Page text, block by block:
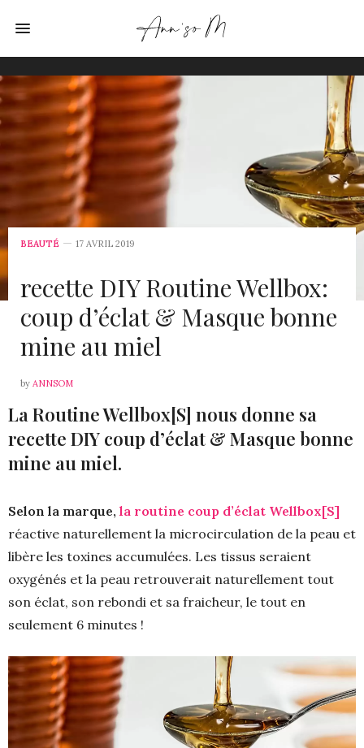
BEAUTÉ 17 AVRIL 2019
recette DIY Routine Wellbox:
coup d’éclat & Masque bonne
mine au miel
by ANNSOM
La Routine Wellbox[S] nous donne sa
recette DIY coup d’éclat & Masque bonne
mine au miel.
Selon la marque, la routine coup d’éclat Wellbox[S]
réactive naturellement la microcirculation de la peau et
libère les toxines accumulées. Les tissus seraient
oxygénés et la peau retrouverait naturellement tout
son éclat, son rebondi et sa fraicheur, le tout en
seulement 6 minutes !